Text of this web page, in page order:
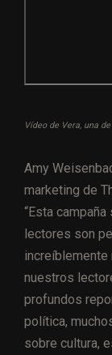
Vídeo de Vera, una
Amy
marketing de
“Esta
lectores son
increíblemente
nuestros
profundos
política,
sobre cultura,